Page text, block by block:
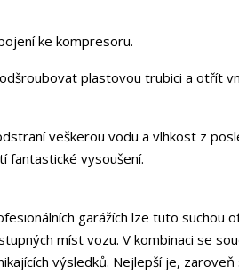
ke kompresoru.
plastovou trubici a otřít
veškerou vodu a vlhkost z
fantastické vysoušení.
garážích lze tuto suchou
míst vozu. V kombinaci se
výsledků. Nejlepší je,